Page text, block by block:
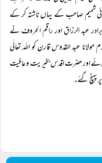
شمیم صاحب کے یہاں ناشتہ کر کے
عبد الرزاق اور راقم الحروف نے
عبد القدوس قارن کو اللہ تعالٰی
اور حضرت اقدس بخیریت و عافیت
پہنچ گئے۔